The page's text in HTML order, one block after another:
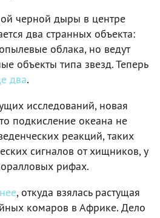
черной дыры в центре
два странных объекта:
облака, но ведут
объекты типа звезд. Теперь
два.
исследований, новая
подкисление океана не
реакций, таких
сигналов от хищников, у
рифах.
, откуда взялась растущая
комаров в Африке. Дело